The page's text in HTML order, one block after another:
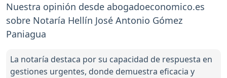
Nuestra opinión desde abogadoeconomico.es
sobre Notaría Hellín José Antonio Gómez
Paniagua
La notaría destaca por su capacidad de respuesta en
gestiones urgentes, donde demuestra eficacia y